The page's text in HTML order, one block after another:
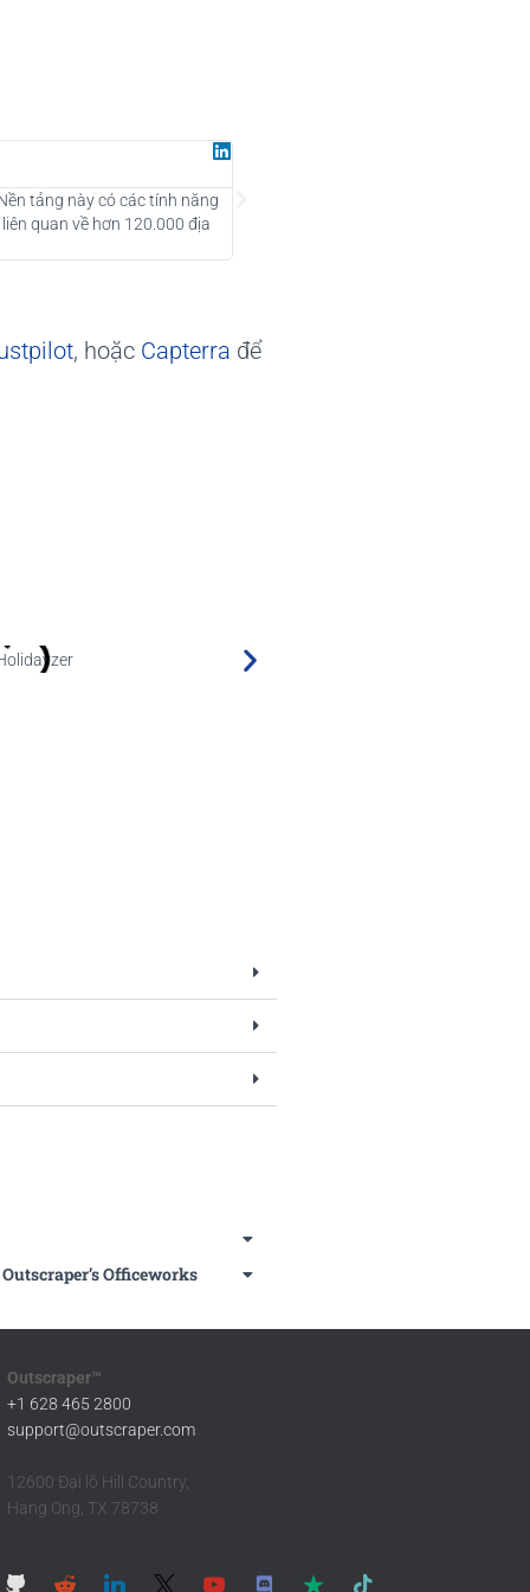
tảng này có các tính năng
quan về hơn 120.000 địa
, hoặc Capterra để
Officeworks
Outscraper™
+1 628 465 2800
support@outscraper.com
12600 Đại lộ Hill Country,
Hang Ong, TX 78738